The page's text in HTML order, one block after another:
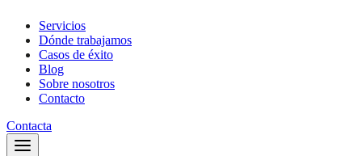
Servicios
Dónde trabajamos
Casos de éxito
Blog
Sobre nosotros
Contacto
Contacta